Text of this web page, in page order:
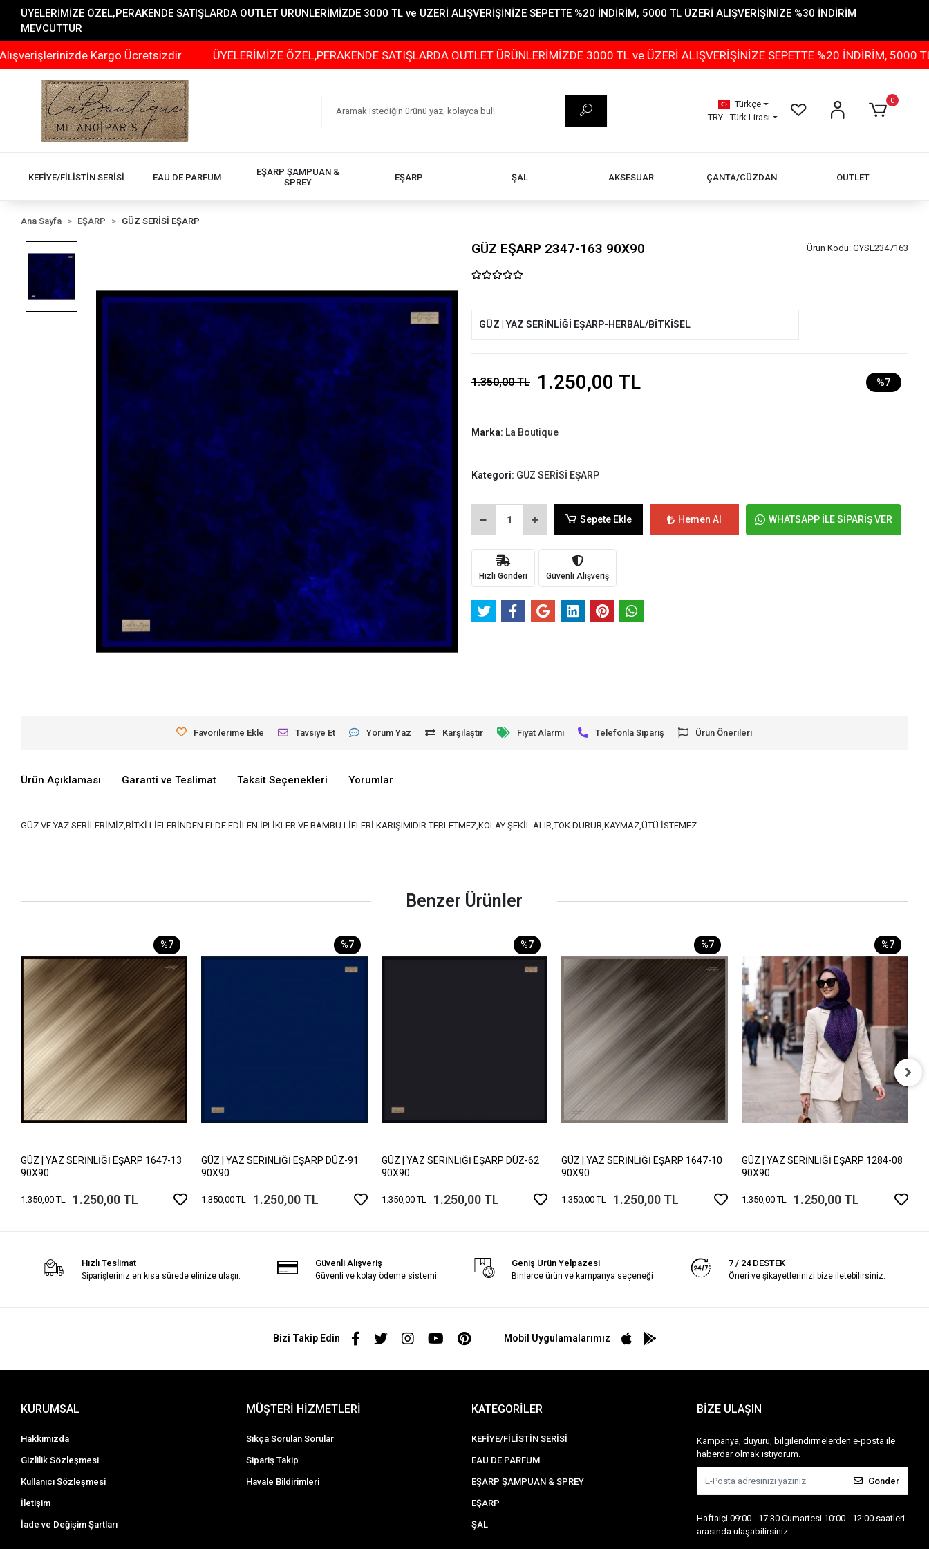
ÜYELERİMİZE ÖZEL,PERAKENDE SATIŞLARDA OUTLET ÜRÜNLERİMİZDE 3000 TL ve ÜZERİ ALIŞVERİŞİNİZE SEPETTE %20 İNDİRİM, 5000 TL ÜZERİ ALIŞVERİŞİNİZE %30 İNDİRİM
MEVCUTTUR
Kargo Ücretsizdir ÜYELERİMİZE ÖZEL,PERAKENDE SATIŞLARDA OUTLET ÜRÜNLERİMİZDE 3000 TL ve ÜZERİ ALIŞVERİŞİNİZE SEPETTE %20 İNDİRİM, 5000 TL
Türkçe
TRY - Türk Lirası
0
KEFİYE/FİLİSTİN SERİSİ EAU DE PARFUM
EŞARP ŞAMPUAN &
SPREY
EŞARP ŞAL AKSESUAR ÇANTA/CÜZDAN OUTLET
Ana Sayfa EŞARP GÜZ SERİSİ EŞARP
GÜZ EŞARP 2347-163 90X90 Ürün Kodu: GYSE2347163
GÜZ | YAZ SERİNLİĞİ EŞARP-HERBAL/BİTKİSEL
1.350,00 TL 1.250,00 TL %7
Marka: La Boutique
Kategori: GÜZ SERİSİ EŞARP
Sepete Ekle Hemen Al WHATSAPP İLE SİPARİŞ VER
Hızlı Gönderi Güvenli Alışveriş
Favorilerime Ekle Tavsiye Et Yorum Yaz Karşılaştır Fiyat Alarmı Telefonla Sipariş Ürün Önerileri
Ürün Açıklaması Garanti ve Teslimat Taksit Seçenekleri Yorumlar
GÜZ VE YAZ SERİLERİMİZ,BİTKİ LİFLERİNDEN ELDE EDİLEN İPLİKLER VE BAMBU LİFLERİ KARIŞIMIDIR.TERLETMEZ,KOLAY ŞEKİL ALIR,TOK DURUR,KAYMAZ,ÜTÜ İSTEMEZ.
Benzer Ürünler
%7
GÜZ | YAZ SERİNLİĞİ EŞARP 1647-13
90X90
1.350,00 TL 1.250,00 TL
%7
GÜZ | YAZ SERİNLİĞİ EŞARP DÜZ-91
90X90
1.350,00 TL 1.250,00 TL
%7
GÜZ | YAZ SERİNLİĞİ EŞARP DÜZ-62
90X90
1.350,00 TL 1.250,00 TL
%7
GÜZ | YAZ SERİNLİĞİ EŞARP 1647-10
90X90
1.350,00 TL 1.250,00 TL
%7
GÜZ | YAZ SERİNLİĞİ EŞARP 1284-08
90X90
1.350,00 TL 1.250,00 TL
Hızlı Teslimat
Siparişleriniz en kısa sürede elinize ulaşır.
Güvenli Alışveriş
Güvenli ve kolay ödeme sistemi
Geniş Ürün Yelpazesi
Binlerce ürün ve kampanya seçeneği
7 / 24 DESTEK
Öneri ve şikayetlerinizi bize iletebilirsiniz.
Bizi Takip Edin Mobil Uygulamalarımız
KURUMSAL
Hakkımızda
Gizlilik Sözleşmesi
Kullanıcı Sözleşmesi
İletişim
İade ve Değişim Şartları
MÜŞTERİ HİZMETLERİ
Sıkça Sorulan Sorular
Sipariş Takip
Havale Bildirimleri
KATEGORİLER
KEFİYE/FİLİSTİN SERİSİ
EAU DE PARFUM
EŞARP ŞAMPUAN & SPREY
EŞARP
ŞAL
BİZE ULAŞIN
Kampanya, duyuru, bilgilendirmelerden e-posta ile
haberdar olmak istiyorum.
Gönder
Haftaiçi 09:00 - 17:30 Cumartesi 10:00 - 12:00 saatleri
arasında ulaşabilirsiniz.